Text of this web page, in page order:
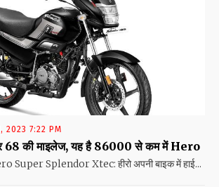
2023 7:22 PM
68 की माइलेज, यह है 86000 से कम में Hero
Super Splendor Xtec: हीरो अपनी बाइक में हाई...